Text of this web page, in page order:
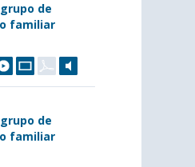
de
familiar
de
familiar